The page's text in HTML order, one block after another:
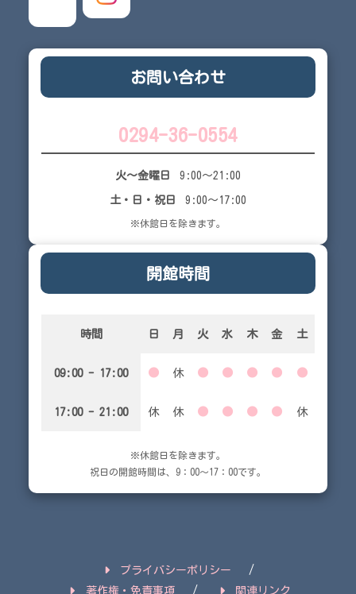
お問い合わせ
0294-36-0554
火～金曜日 9:00～21:00
土・日・祝日 9:00～17:00
※休館日を除きます。
開館時間
時間 日 月 火 水 木 金 土
09:00 - 17:00 ● 休 ● ● ● ● ●
17:00 - 21:00 休 休 ● ● ● ● 休
※休館日を除きます。
祝日の開館時間は、9：00～17：00です。
プライバシーポリシー
著作権・免責事項
関連リンク